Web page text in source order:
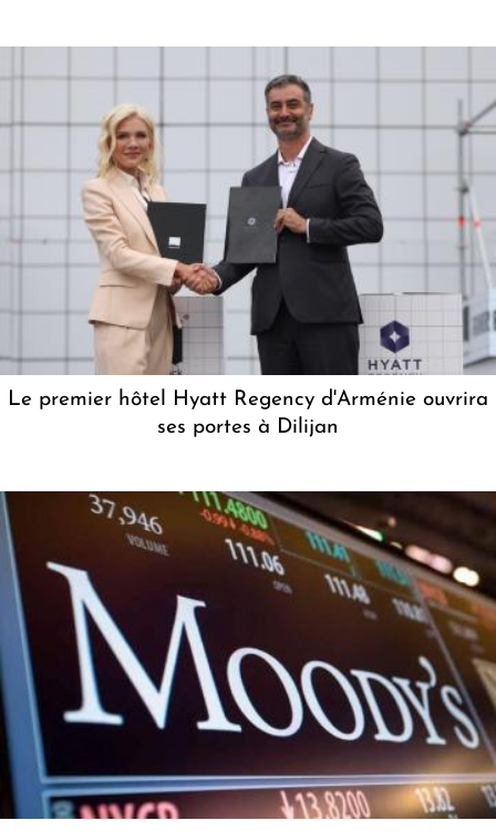
Le premier hôtel Hyatt Regency d'Arménie ouvrira
ses portes à Dilijan